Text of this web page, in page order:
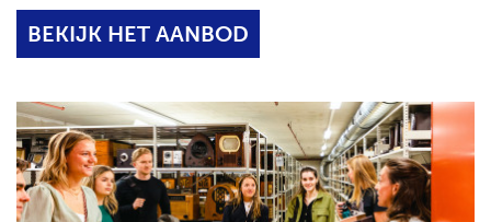
BEKIJK HET AANBOD